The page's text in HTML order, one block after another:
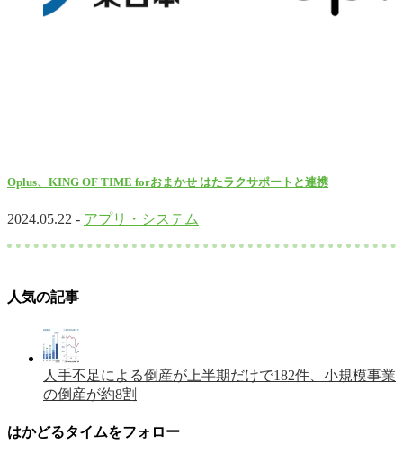
Oplus、KING OF TIME forおまかせ はたラクサポートと連携
2024.05.22 - アプリ・システム
人気の記事
人手不足による倒産が上半期だけで182件、小規模事業
の倒産が約8割
はかどるタイムをフォロー